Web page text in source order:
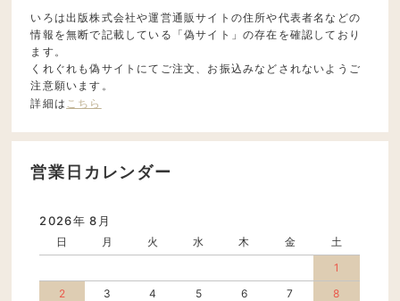
いろは出版株式会社や運営通販サイトの住所や代表者名などの
情報を無断で記載している「偽サイト」の存在を確認しており
ます。
くれぐれも偽サイトにてご注文、お振込みなどされないようご
注意願います。
詳細は こちら
営業日カレンダー
2026年 8月
日 月 火 水 木 金
土
1
2
3 4 5 6 7
8